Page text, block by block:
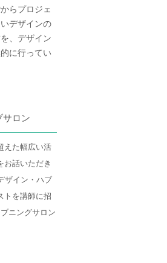
らプロジェ
デザインの
、デザイン
に行ってい
ロン
えた幅広い活
お話いただき
ザイン・ハブ
トを講師に招
ニングサロン